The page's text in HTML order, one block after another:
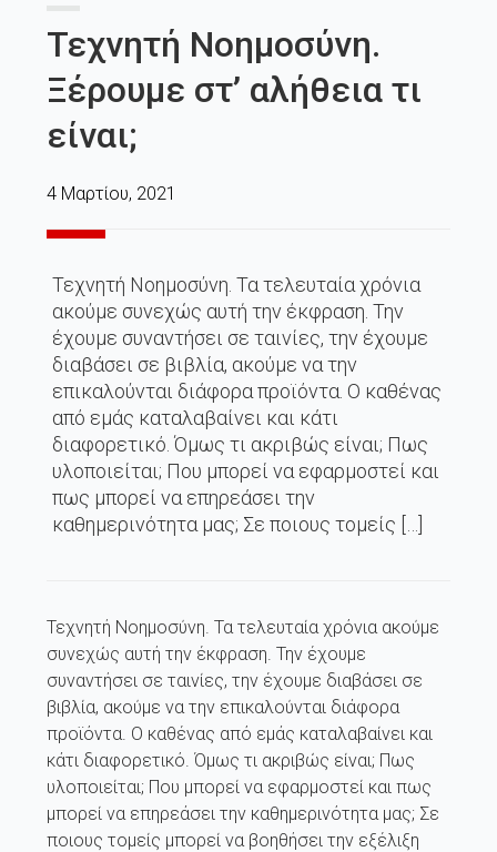
Τεχνητή Νοημοσύνη.
Ξέρουμε στ’ αλήθεια τι
είναι;
4 Μαρτίου, 2021
Τεχνητή Νοημοσύνη. Τα τελευταία χρόνια
ακούμε συνεχώς αυτή την έκφραση. Την
έχουμε συναντήσει σε ταινίες, την έχουμε
διαβάσει σε βιβλία, ακούμε να την
επικαλούνται διάφορα προϊόντα. Ο καθένας
από εμάς καταλαβαίνει και κάτι
διαφορετικό. Όμως τι ακριβώς είναι; Πως
υλοποιείται; Που μπορεί να εφαρμοστεί και
πως μπορεί να επηρεάσει την
καθημερινότητα μας; Σε ποιους τομείς […]
Τεχνητή Νοημοσύνη. Τα τελευταία χρόνια ακούμε
συνεχώς αυτή την έκφραση. Την έχουμε
συναντήσει σε ταινίες, την έχουμε διαβάσει σε
βιβλία, ακούμε να την επικαλούνται διάφορα
προϊόντα. Ο καθένας από εμάς καταλαβαίνει και
κάτι διαφορετικό. Όμως τι ακριβώς είναι; Πως
υλοποιείται; Που μπορεί να εφαρμοστεί και πως
μπορεί να επηρεάσει την καθημερινότητα μας; Σε
ποιους τομείς μπορεί να βοηθήσει την εξέλιξη